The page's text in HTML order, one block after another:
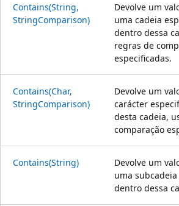
Contains(String,
StringComparison)
Devolve um
uma cadeia
dentro dessa
regras de
especificadas.
Contains(Char,
StringComparison)
Devolve um
carácter
desta cadeia,
comparação
Contains(String)
Devolve um
uma
dentro dessa